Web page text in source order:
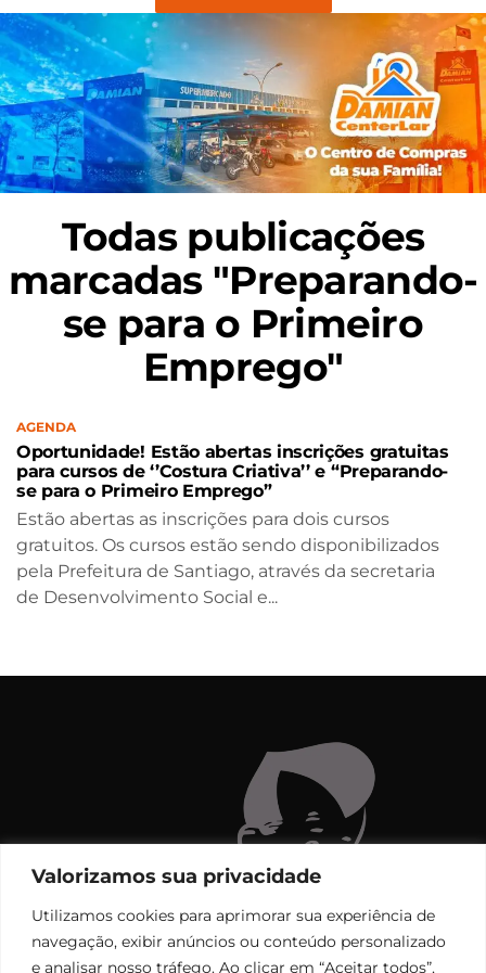
Valorizamos sua privacidade
Utilizamos cookies para aprimorar sua experiência de
navegação, exibir anúncios ou conteúdo personalizado
e analisar nosso tráfego. Ao clicar em “Aceitar todos”,
Todas publicações
marcadas "Preparando-
se para o Primeiro
Emprego"
AGENDA
Oportunidade! Estão abertas inscrições gratuitas
para cursos de ‘’Costura Criativa’’ e “Preparando-
se para o Primeiro Emprego”
Estão abertas as inscrições para dois cursos
gratuitos. Os cursos estão sendo disponibilizados
pela Prefeitura de Santiago, através da secretaria
de Desenvolvimento Social e...